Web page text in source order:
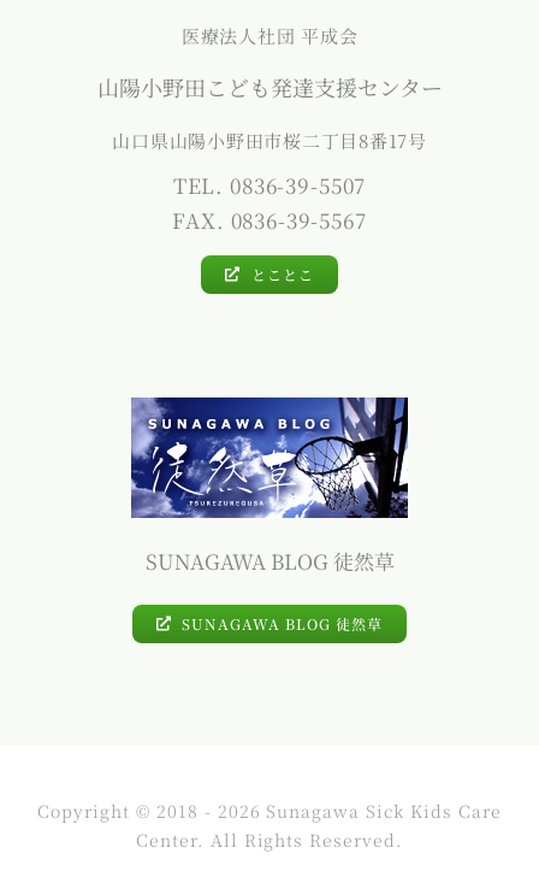
医療法人社団 平成会
山陽小野田こども発達支援センター
山口県山陽小野田市桜二丁目8番17号
TEL. 0836-39-5507
FAX. 0836-39-5567
とことこ
SUNAGAWA BLOG 徒然草
SUNAGAWA BLOG 徒然草
Copyright © 2018 - 2026 Sunagawa Sick Kids Care
Center. All Rights Reserved.